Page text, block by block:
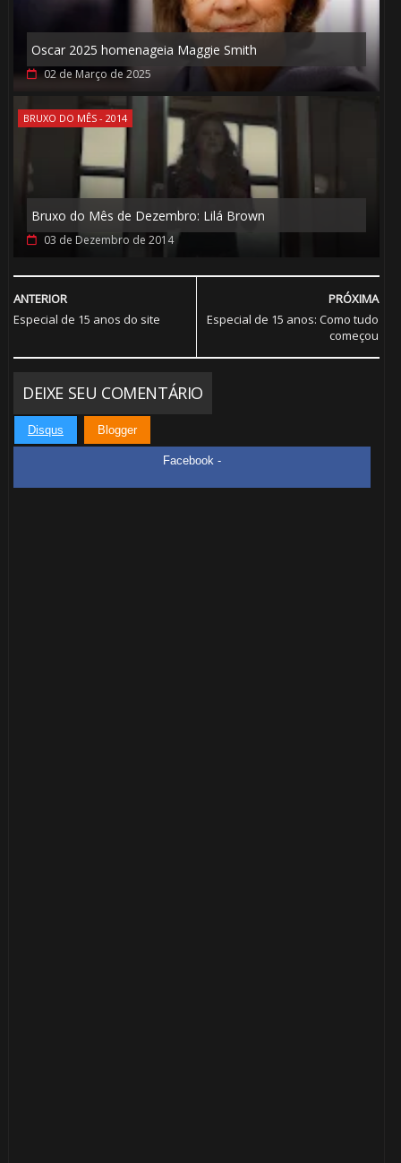
Oscar 2025 homenageia Maggie Smith
02 de Março de 2025
BRUXO DO MÊS - 2014
Bruxo do Mês de Dezembro: Lilá Brown
03 de Dezembro de 2014
PRÓXIMA
Especial de 15 anos: Como tudo
começou
ANTERIOR
Especial de 15 anos do site
DEIXE SEU COMENTÁRIO
Disqus Blogger
Facebook -